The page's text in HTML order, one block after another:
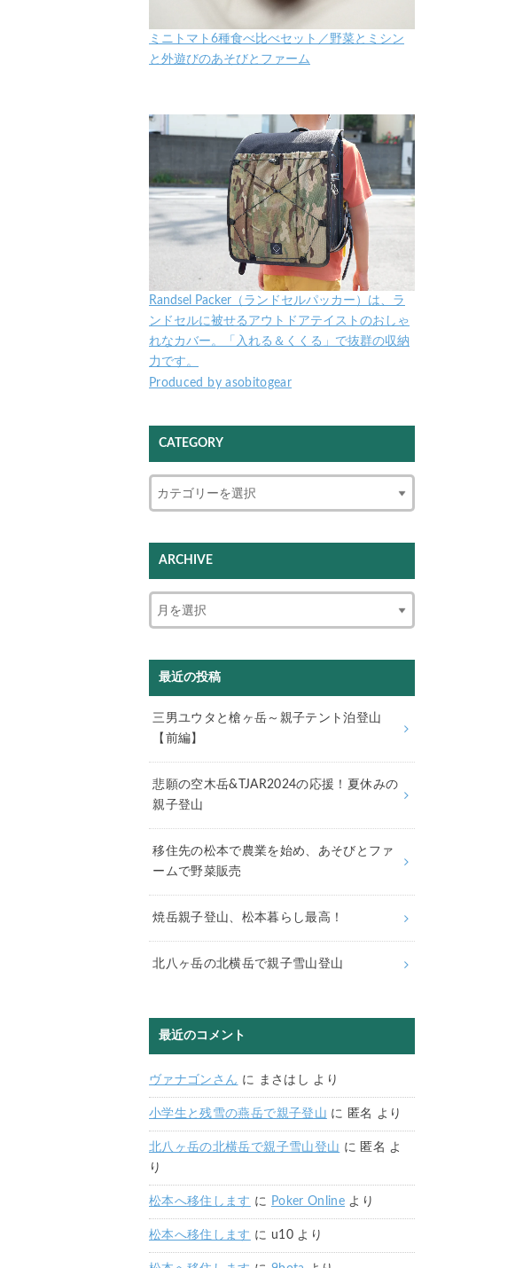
ミニトマト6種食べ比べセット／野菜とミシン
と外遊びのあそびとファーム
Randsel Packer（ランドセルパッカー）は、ラ
ンドセルに被せるアウトドアテイストのおしゃ
れなカバー。「入れる＆くくる」で抜群の収納
力です。
Produced by asobitogear
CATEGORY
ARCHIVE
最近の投稿
三男ユウタと槍ヶ岳～親子テント泊登山
【前編】
悲願の空木岳&TJAR2024の応援！夏休みの
親子登山
移住先の松本で農業を始め、あそびとファ
ームで野菜販売
焼岳親子登山、松本暮らし最高！
北八ヶ岳の北横岳で親子雪山登山
最近のコメント
ヴァナゴンさん に まさはし より
小学生と残雪の燕岳で親子登山 に 匿名 より
北八ヶ岳の北横岳で親子雪山登山 に 匿名 よ
り
松本へ移住します に Poker Online より
松本へ移住します に u10より